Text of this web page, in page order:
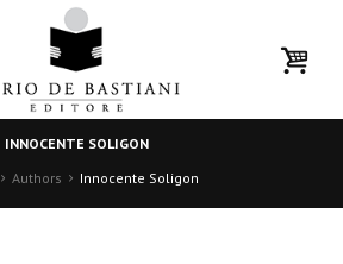
INNOCENTE SOLIGON
Authors Innocente Soligon